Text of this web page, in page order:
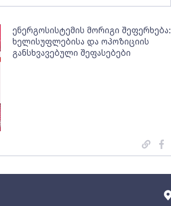
ენერგოსისტემის მორიგი შეფერხება:
ხელისუფლებისა და ოპოზიციის
განსხვავებული შეფასებები